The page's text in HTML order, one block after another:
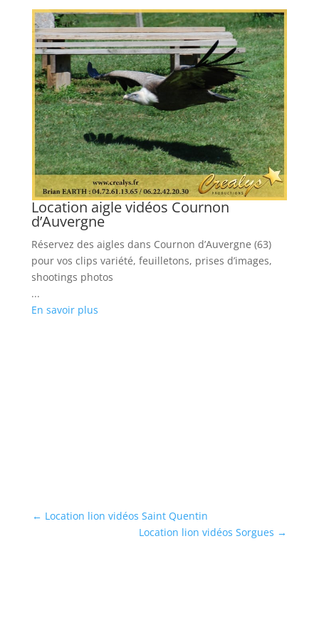
Location aigle vidéos Cournon
d’Auvergne
Réservez des aigles dans Cournon d’Auvergne (63)
pour vos clips variété, feuilletons, prises d’images,
shootings photos
...
En savoir plus
← Location lion vidéos Saint Quentin
Location lion vidéos Sorgues →